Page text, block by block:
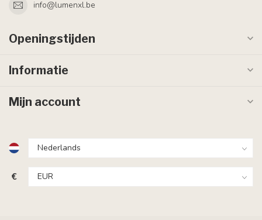
info@lumenxl.be
Openingstijden
Informatie
Mijn account
€